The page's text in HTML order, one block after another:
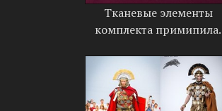
Тканевые элементы
комплекта примипила.